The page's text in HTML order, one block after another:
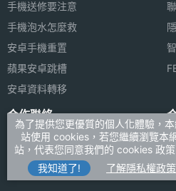
手機送修要注意
手機泡水怎麼救
安卓手機重置
蘋果安卓跳槽
安卓資料轉移
合作聯絡
廣告刊登
加入商店報價
新聞聯絡
為了提供您更優質的個人化體驗，本
站使用 cookies，若您繼續瀏覽本
站，代表您同意我們的 cookies 政策
我知道了!
了解隱私權政策